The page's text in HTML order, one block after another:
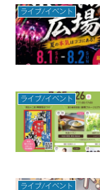
ライブ/イベント
ライブ/イベント
ライブ/イベント